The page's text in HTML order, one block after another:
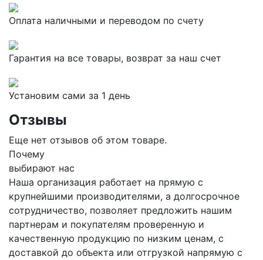
Оплата наличными и переводом по счету
Гарантия на все товары, возврат за наш счет
Установим сами за 1 день
Отзывы
Еще нет отзывов об этом товаре.
Почему
выбирают нас
Наша организация работает на прямую с
крупнейшими производителями, а долгосрочное
сотрудничество, позволяет предложить нашим
партнерам и покупателям проверенную и
качественную продукцию по низким ценам, с
доставкой до объекта или отгрузкой напрямую с